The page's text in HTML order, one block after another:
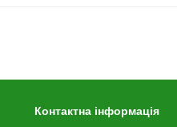
Контактна інформація